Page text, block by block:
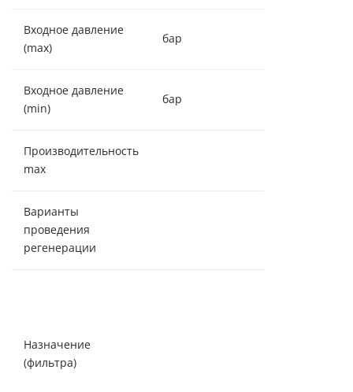
Входное давление
(max)
бар
Входное давление
(min)
бар
Производительность
max
Варианты
проведения
регенерации
Назначение
(фильтра)